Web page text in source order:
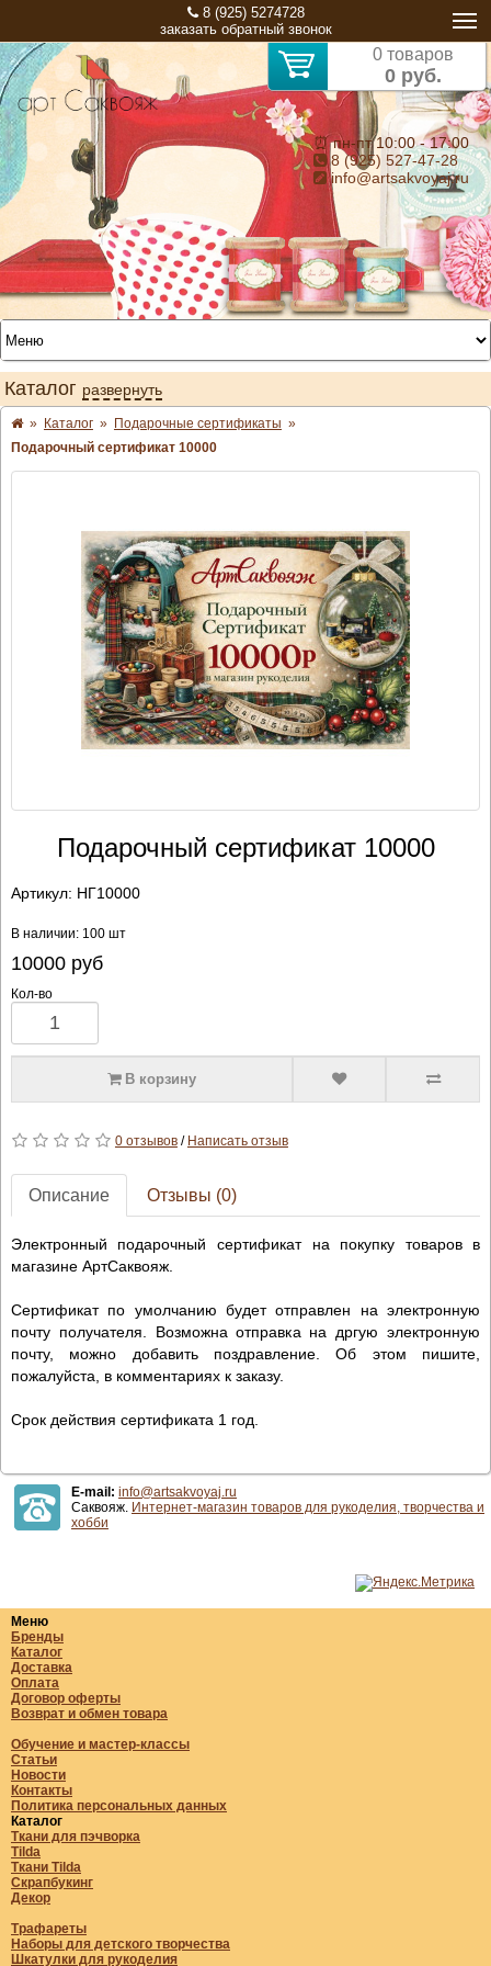
8 (925) 5274728
заказать обратный звонок
0 товаров
0 руб.
⏰ пн-пт 10:00 - 17:00
8 (925) 527-47-28
info@artsakvoyaj.ru
Каталог развернуть
» Каталог » Подарочные сертификаты »
Подарочный сертификат 10000
Подарочный сертификат 10000
Артикул: НГ10000
В наличии: 100 шт
10000руб
Кол-во
В корзину
0 отзывов/ Написать отзыв
Описание Отзывы (0)
Электронный подарочный сертификат на покупку товаров в
магазине АртСаквояж.
Сертификат по умолчанию будет отправлен на электронную
почту получателя. Возможна отправка на дргую электронную
почту, можно добавить поздравление. Об этом пишите,
пожалуйста, в комментариях к заказу.
Срок действия сертификата 1 год.
E-mail: info@artsakvoyaj.ru
Саквояж. Интернет-магазин товаров для рукоделия, творчества и
хобби
Меню
Бренды
Каталог
Доставка
Оплата
Договор оферты
Возврат и обмен товара
Обучение и мастер-классы
Статьи
Новости
Контакты
Политика персональных данных
Каталог
Ткани для пэчворка
Tilda
Ткани Tilda
Скрапбукинг
Декор
Трафареты
Наборы для детского творчества
Шкатулки для рукоделия